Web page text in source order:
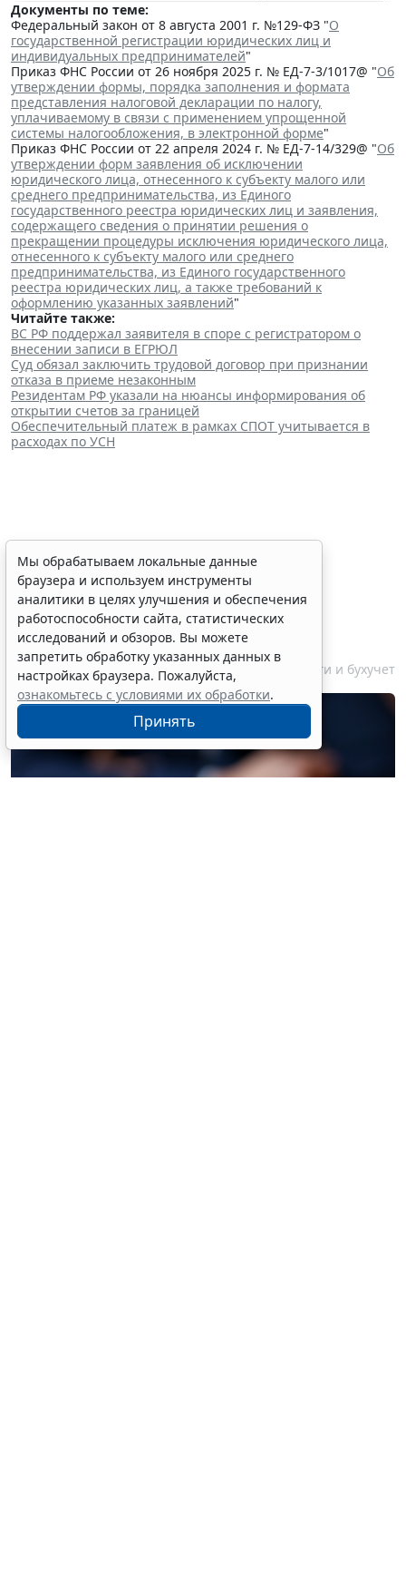
Документы по теме:
Федеральный закон от 8 августа 2001 г. №129-ФЗ "О
государственной регистрации юридических лиц и
индивидуальных предпринимателей"
Приказ ФНС России от 26 ноября 2025 г. № ЕД-7-3/1017@ "Об
утверждении формы, порядка заполнения и формата
представления налоговой декларации по налогу,
уплачиваемому в связи с применением упрощенной
системы налогообложения, в электронной форме"
Приказ ФНС России от 22 апреля 2024 г. № ЕД-7-14/329@ "Об
утверждении форм заявления об исключении
юридического лица, отнесенного к субъекту малого или
среднего предпринимательства, из Единого
государственного реестра юридических лиц и заявления,
содержащего сведения о принятии решения о
прекращении процедуры исключения юридического лица,
отнесенного к субъекту малого или среднего
предпринимательства, из Единого государственного
реестра юридических лиц, а также требований к
оформлению указанных заявлений"
Читайте также:
ВС РФ поддержал заявителя в споре с регистратором о
внесении записи в ЕГРЮЛ
Суд обязал заключить трудовой договор при признании
отказа в приеме незаконным
Резидентам РФ указали на нюансы информирования об
открытии счетов за границей
Обеспечительный платеж в рамках СПОТ учитывается в
расходах по УСН
Финансовый порог для
обязательного аудита
некоммерческих фондов
увеличили
7 августа 2026 17:36 Налоги и бухучет
Мы обрабатываем локальные данные
браузера и используем инструменты
аналитики в целях улучшения и обеспечения
работоспособности сайта, статистических
исследований и обзоров. Вы можете
запретить обработку указанных данных в
настройках браузера. Пожалуйста,
ознакомьтесь с условиями их обработки.
Принять